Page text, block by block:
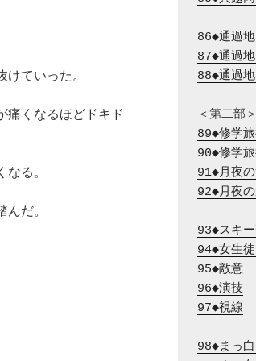
ていった。
痛くなるほどドキド
る。
だ。
86◆通過
87◆通過
88◆通過
89◆修学
90◆修学
91◆月夜
92◆月夜
93◆スキ
94◆女生
95◆敵意
96◆演技
97◆視線
98◆まっ